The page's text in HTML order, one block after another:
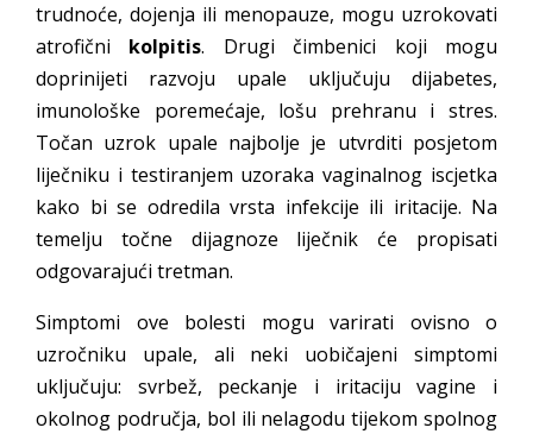
trudnoće, dojenja ili menopauze, mogu uzrokovati
atrofični kolpitis. Drugi čimbenici koji mogu
doprinijeti razvoju upale uključuju dijabetes,
imunološke poremećaje, lošu prehranu i stres.
Točan uzrok upale najbolje je utvrditi posjetom
liječniku i testiranjem uzoraka vaginalnog iscjetka
kako bi se odredila vrsta infekcije ili iritacije. Na
temelju točne dijagnoze liječnik će propisati
odgovarajući tretman.
Simptomi ove bolesti mogu varirati ovisno o
uzročniku upale, ali neki uobičajeni simptomi
uključuju: svrbež, peckanje i iritaciju vagine i
okolnog područja, bol ili nelagodu tijekom spolnog